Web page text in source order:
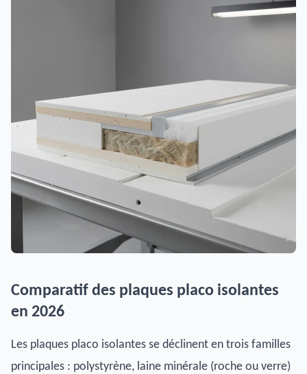
Comparatif des plaques placo isolantes
en 2026
Les plaques placo isolantes se déclinent en trois familles
principales : polystyrène, laine minérale (roche ou verre)